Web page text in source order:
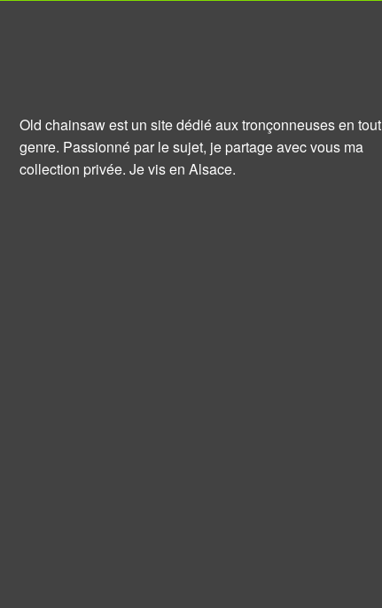
Old chainsaw est un site dédié aux tronçonneuses en tout
genre. Passionné par le sujet, je partage avec vous ma
collection privée. Je vis en Alsace.